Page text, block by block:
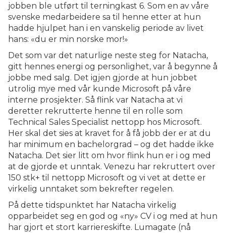
jobben ble utført til terningkast 6. Som en av våre
svenske medarbeidere sa til henne etter at hun
hadde hjulpet han i en vanskelig periode av livet
hans: «du er min norske mor!»
Det som var det naturlige neste steg for Natacha,
gitt hennes energi og personlighet, var å begynne å
jobbe med salg. Det igjen gjorde at hun jobbet
utrolig mye med vår kunde Microsoft på våre
interne prosjekter. Så flink var Natacha at vi
deretter rekrutterte henne til en rolle som
Technical Sales Specialist nettopp hos Microsoft.
Her skal det sies at kravet for å få jobb der er at du
har minimum en bachelorgrad – og det hadde ikke
Natacha. Det sier litt om hvor flink hun er i og med
at de gjorde et unntak. Venezu har rekruttert over
150 stk+ til nettopp Microsoft og vi vet at dette er
virkelig unntaket som bekrefter regelen.
På dette tidspunktet har Natacha virkelig
opparbeidet seg en god og «ny» CV i og med at hun
har gjort et stort karriereskifte. Lumagate (nå